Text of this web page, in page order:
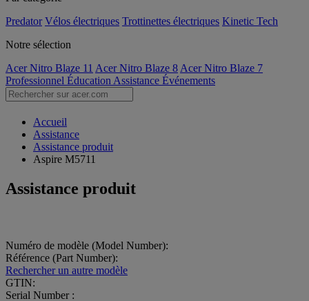
Predator Vélos électriques Trottinettes électriques Kinetic Tech
Notre sélection
Acer Nitro Blaze 11 Acer Nitro Blaze 8 Acer Nitro Blaze 7
Professionnel Éducation Assistance Événements
Accueil
Assistance
Assistance produit
Aspire M5711
Assistance produit
Numéro de modèle (Model Number):
Référence (Part Number):
Rechercher un autre modèle
GTIN:
Serial Number :